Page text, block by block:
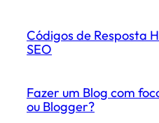
Códigos de Resposta
SEO
Fazer um Blog com
ou Blogger?